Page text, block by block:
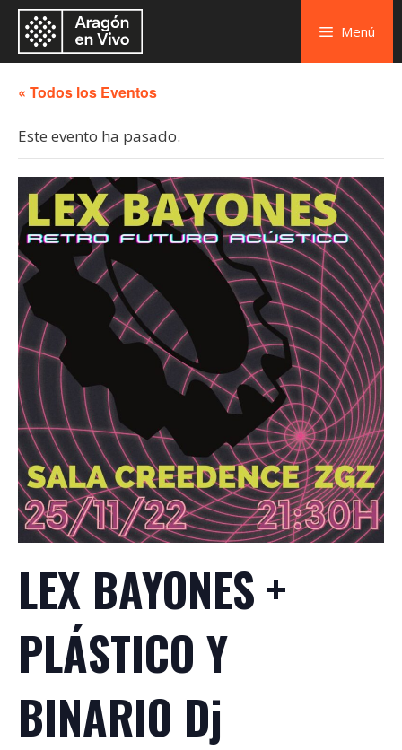
Menú
« Todos los Eventos
Este evento ha pasado.
LEX BAYONES +
PLÁSTICO Y
BINARIO Dj